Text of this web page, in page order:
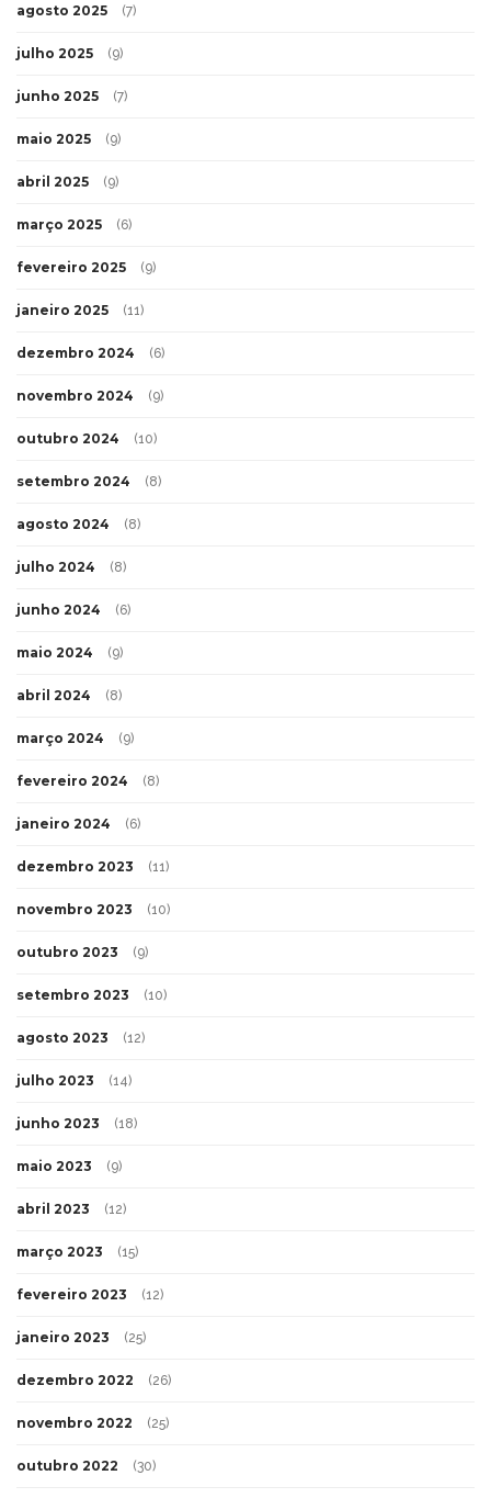
agosto 2025 (7)
julho 2025 (9)
junho 2025 (7)
maio 2025 (9)
abril 2025 (9)
março 2025 (6)
fevereiro 2025 (9)
janeiro 2025 (11)
dezembro 2024 (6)
novembro 2024 (9)
outubro 2024 (10)
setembro 2024 (8)
agosto 2024 (8)
julho 2024 (8)
junho 2024 (6)
maio 2024 (9)
abril 2024 (8)
março 2024 (9)
fevereiro 2024 (8)
janeiro 2024 (6)
dezembro 2023 (11)
novembro 2023 (10)
outubro 2023 (9)
setembro 2023 (10)
agosto 2023 (12)
julho 2023 (14)
junho 2023 (18)
maio 2023 (9)
abril 2023 (12)
março 2023 (15)
fevereiro 2023 (12)
janeiro 2023 (25)
dezembro 2022 (26)
novembro 2022 (25)
outubro 2022 (30)